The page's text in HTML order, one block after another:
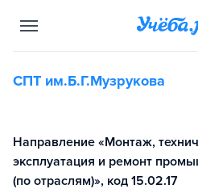
СПТ им.Б.Г.Музрукова
Направление «Монтаж,
эксплуатация и ремонт
(по отраслям)», код 15.02.17